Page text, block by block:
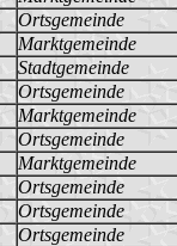
Ortsgemeinde
Marktgemeinde
Stadtgemeinde
Ortsgemeinde
Marktgemeinde
Ortsgemeinde
Marktgemeinde
Ortsgemeinde
Ortsgemeinde
Ortsgemeinde